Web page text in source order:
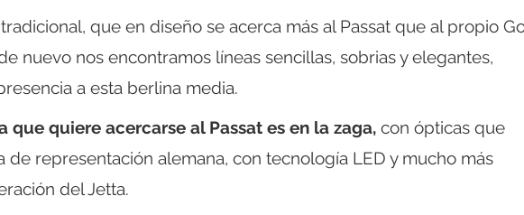
que en diseño se acerca más al Passat que al propio
nuevo nos encontramos líneas sencillas, sobrias y elegantes,
a esta berlina media.
que quiere acercarse al Passat es en la zaga, con ópticas que
representación alemana, con tecnología LED y mucho más
del Jetta.